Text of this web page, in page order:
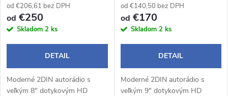
od €206,61 bez DPH
od €250
Skladom 2 ks
DETAIL
Moderné 2DIN autorádio s
veľkým 8" dotykovým HD
od €140,50 bez DPH
od €170
Skladom 2 ks
DETAIL
Moderné 2DIN autorádio s
veľkým 9" dotykovým HD